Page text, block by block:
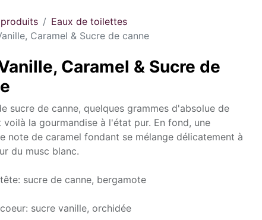
Eaux de toilettes
Caramel & Sucre de canne
Caramel & Sucre de
sucre de canne, quelques grammes d'absolue de
voilà la gourmandise à l'état pur. En fond, une
note de caramel fondant se mélange délicatement à
du musc blanc.
sucre de canne, bergamote
sucre vanille, orchidée